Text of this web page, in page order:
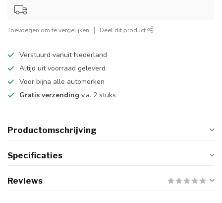
Toevoegen om te vergelijken Deel dit product
Verstuurd vanuit Nederland
Altijd uit voorraad geleverd
Voor bijna alle automerken
Gratis verzending v.a. 2 stuks
Productomschrijving
Specificaties
Reviews